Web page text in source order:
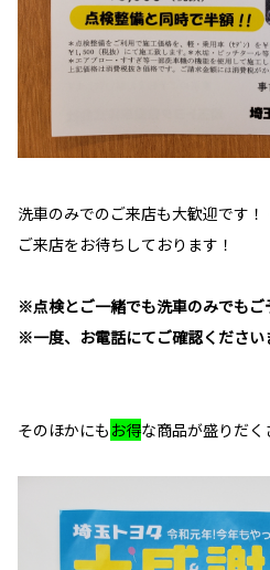
洗車のみでのご来店も大歓迎です！
ご来店をお待ちしております！
※点検とご一緒でも洗車のみでもご
※一度、お電話にてご確認ください
そのほかにも お得な商品が盛りだく